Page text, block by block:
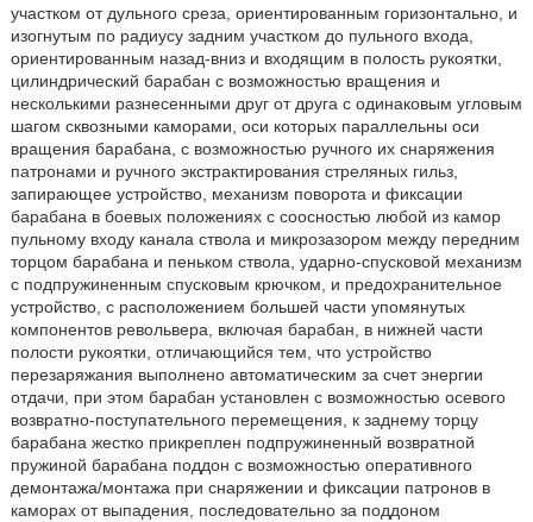
участком от дульного среза, ориентированным горизонтально, и
изогнутым по радиусу задним участком до пульного входа,
ориентированным назад-вниз и входящим в полость рукоятки,
цилиндрический барабан с возможностью вращения и
несколькими разнесенными друг от друга с одинаковым угловым
шагом сквозными каморами, оси которых параллельны оси
вращения барабана, с возможностью ручного их снаряжения
патронами и ручного экстрактирования стреляных гильз,
запирающее устройство, механизм поворота и фиксации
барабана в боевых положениях с соосностью любой из камор
пульному входу канала ствола и микрозазором между передним
торцом барабана и пеньком ствола, ударно-спусковой механизм
с подпружиненным спусковым крючком, и предохранительное
устройство, с расположением большей части упомянутых
компонентов револьвера, включая барабан, в нижней части
полости рукоятки, отличающийся тем, что устройство
перезаряжания выполнено автоматическим за счет энергии
отдачи, при этом барабан установлен с возможностью осевого
возвратно-поступательного перемещения, к заднему торцу
барабана жестко прикреплен подпружиненный возвратной
пружиной барабана поддон с возможностью оперативного
демонтажа/монтажа при снаряжении и фиксации патронов в
каморах от выпадения, последовательно за поддоном